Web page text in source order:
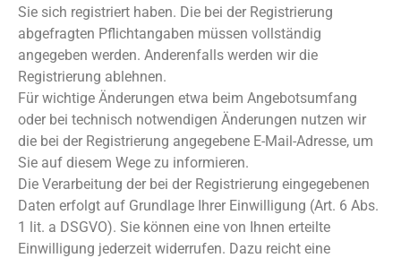
Sie sich registriert haben. Die bei der Registrierung
abgefragten Pflichtangaben müssen vollständig
angegeben werden. Anderenfalls werden wir die
Registrierung ablehnen.
Für wichtige Änderungen etwa beim Angebotsumfang
oder bei technisch notwendigen Änderungen nutzen wir
die bei der Registrierung angegebene E-Mail-Adresse, um
Sie auf diesem Wege zu informieren.
Die Verarbeitung der bei der Registrierung eingegebenen
Daten erfolgt auf Grundlage Ihrer Einwilligung (Art. 6 Abs.
1 lit. a DSGVO). Sie können eine von Ihnen erteilte
Einwilligung jederzeit widerrufen. Dazu reicht eine